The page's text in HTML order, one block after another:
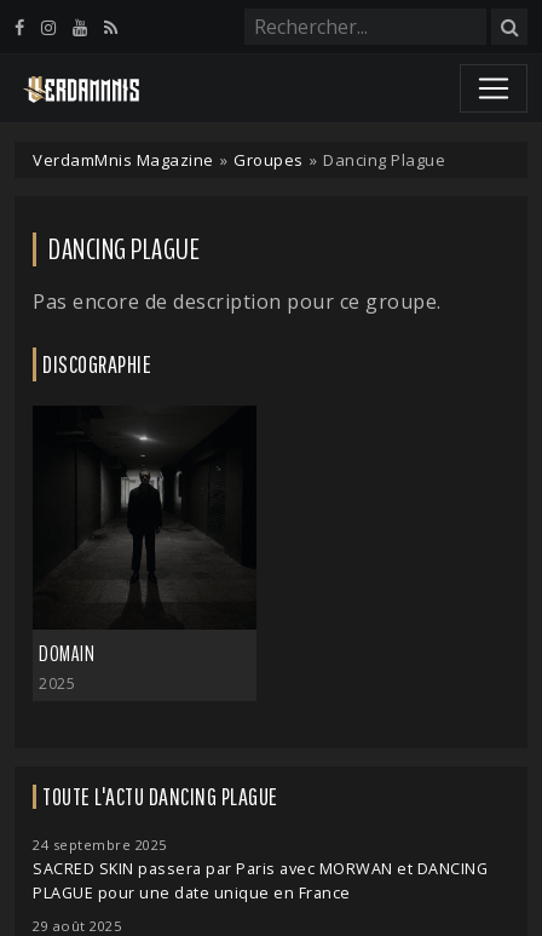
VerdamMnis Magazine » Groupes » Dancing Plague
DANCING PLAGUE
Pas encore de description pour ce groupe.
DISCOGRAPHIE
DOMAIN
2025
TOUTE L'ACTU DANCING PLAGUE
24 septembre 2025
SACRED SKIN passera par Paris avec MORWAN et DANCING
PLAGUE pour une date unique en France
29 août 2025
Panneau de gestion des cookies